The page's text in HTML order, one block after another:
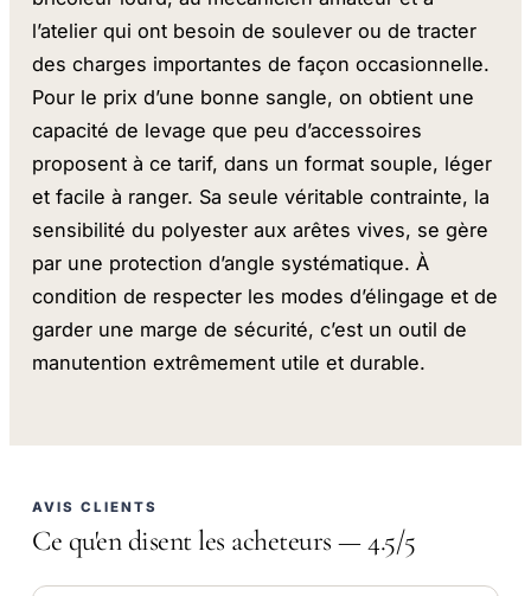
l’atelier qui ont besoin de soulever ou de tracter
des charges importantes de façon occasionnelle.
Pour le prix d’une bonne sangle, on obtient une
capacité de levage que peu d’accessoires
proposent à ce tarif, dans un format souple, léger
et facile à ranger. Sa seule véritable contrainte, la
sensibilité du polyester aux arêtes vives, se gère
par une protection d’angle systématique. À
condition de respecter les modes d’élingage et de
garder une marge de sécurité, c’est un outil de
manutention extrêmement utile et durable.
AVIS CLIENTS
Ce qu'en disent les acheteurs — 4.5/5